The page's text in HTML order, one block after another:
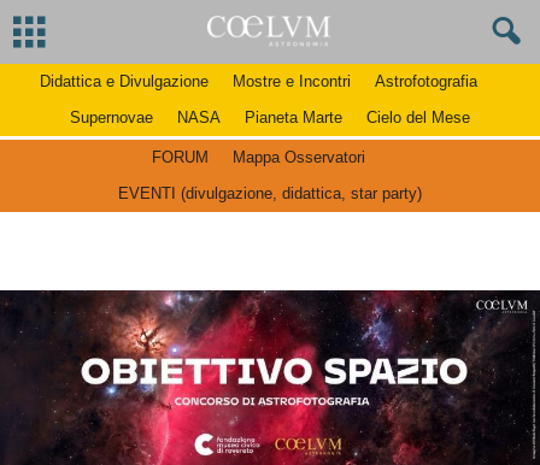
Didattica e Divulgazione Mostre e Incontri
Astrofotografia
Supernovae
NASA Pianeta Marte Cielo del Mese
FORUM
Mappa Osservatori
EVENTI (divulgazione, didattica, star party)